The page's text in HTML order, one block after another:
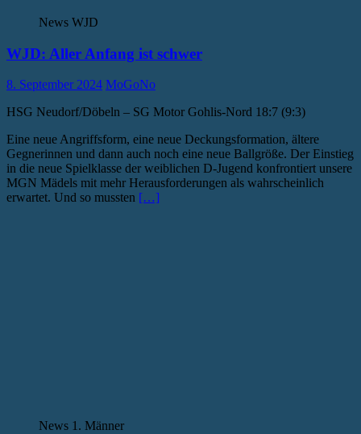
News WJD
WJD: Aller Anfang ist schwer
8. September 2024 MoGoNo
HSG Neudorf/Döbeln – SG Motor Gohlis-Nord 18:7 (9:3)
Eine neue Angriffsform, eine neue Deckungsformation, ältere
Gegnerinnen und dann auch noch eine neue Ballgröße. Der Einstieg
in die neue Spielklasse der weiblichen D-Jugend konfrontiert unsere
MGN Mädels mit mehr Herausforderungen als wahrscheinlich
erwartet. Und so mussten […]
News 1. Männer